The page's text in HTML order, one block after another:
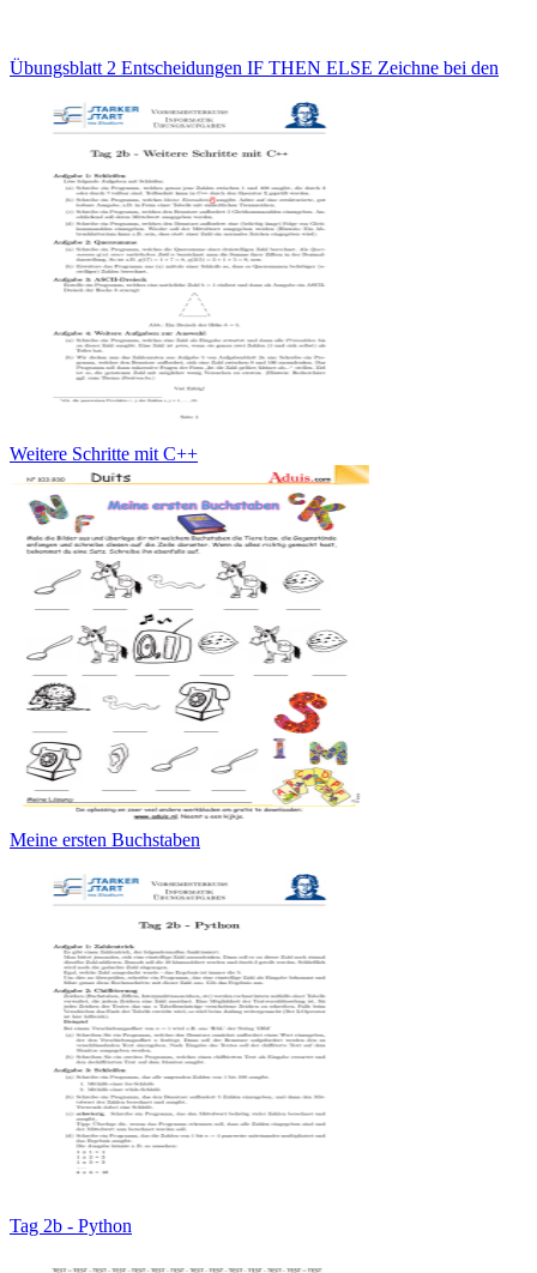
Übungsblatt 2 Entscheidungen IF THEN ELSE Zeichne bei den
Weitere Schritte mit C++
Meine ersten Buchstaben
Tag 2b - Python